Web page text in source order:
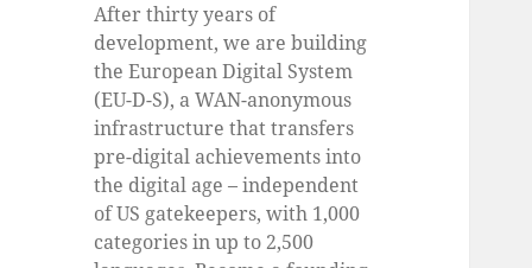
After thirty years of
development, we are building
the European Digital System
(EU-D-S), a WAN-anonymous
infrastructure that transfers
pre-digital achievements into
the digital age – independent
of US gatekeepers, with 1,000
categories in up to 2,500